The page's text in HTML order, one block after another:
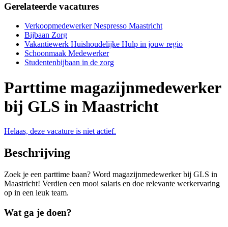
Gerelateerde vacatures
Verkoopmedewerker Nespresso Maastricht
Bijbaan Zorg
Vakantiewerk Huishoudelijke Hulp in jouw regio
Schoonmaak Medewerker
Studentenbijbaan in de zorg
Parttime magazijnmedewerker
bij GLS in Maastricht
Helaas, deze vacature is niet actief.
Beschrijving
Zoek je een parttime baan? Word magazijnmedewerker bij GLS in
Maastricht! Verdien een mooi salaris en doe relevante werkervaring
op in een leuk team.
Wat ga je doen?